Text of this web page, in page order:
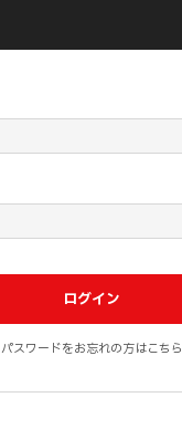
パスワードをお忘れの方はこちら